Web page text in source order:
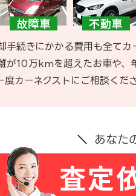
手続きにかかる費用も全て
が10万kmを超えたお車や
度カーネクストにご相談くださ
あなた